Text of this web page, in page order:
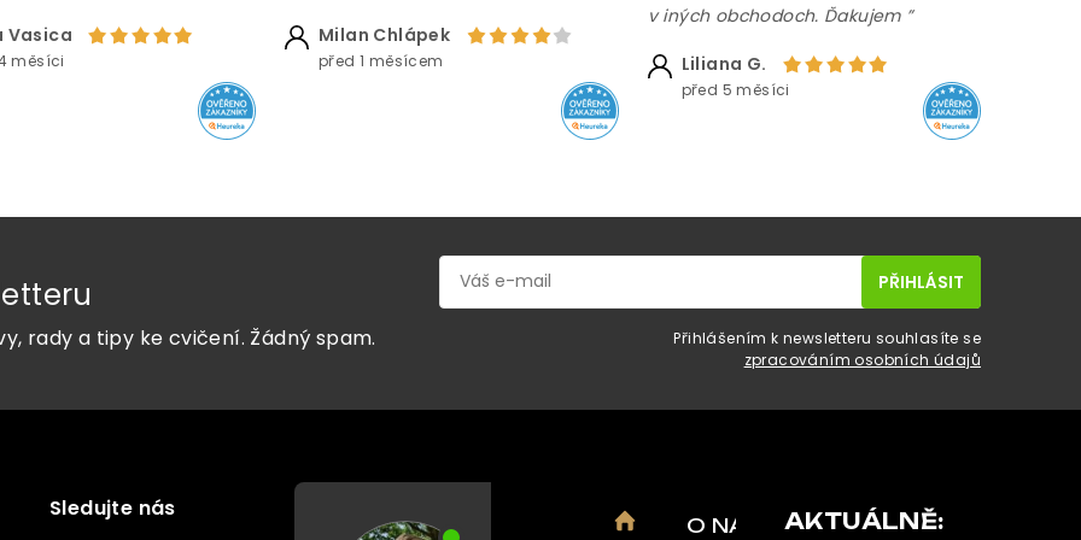
Vasica
měsíci
Milan Chlápek
před 1 měsícem
v iných obchodoch. Ďakujem ”
Liliana G.
před 5 měsíci
rady a tipy ke cvičení. Žádný spam.
Přihlášením k newsletteru souhlasíte se
zpracováním osobních údajů
Sledujte nás
O NÁS AKTUÁLNĚ: